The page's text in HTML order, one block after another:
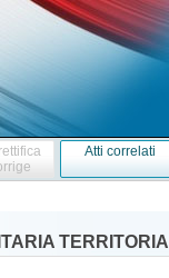
Atti correlati